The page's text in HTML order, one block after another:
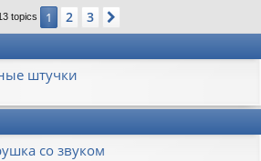
topics 1 2 3
штучки
со звуком